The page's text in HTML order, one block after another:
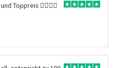
Toppreis 👍🏻👍🏻